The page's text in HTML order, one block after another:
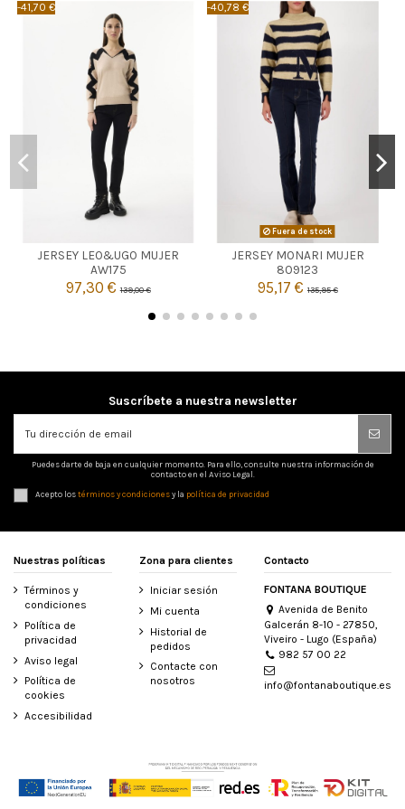
-41,70 €
JERSEY LEO&UGO MUJER
AW175
97,30 €139,00 €
4

-40,78 €
Fuera de stock
JERSEY MONARI MUJER
809123
95,17 € 135,95 €
 Agotado
Suscríbete a nuestra newsletter
Puedes darte de baja en cualquier momento. Para ello, consulte nuestra información de
contacto en el Aviso Legal.
Acepto lostérminos y condicionesy la política de privacidad
Nuestras políticas
Términos y
condiciones
Política de
privacidad
Aviso legal
Política de
cookies
Accesibilidad
Zona para clientes
Iniciar sesión
Mi cuenta
Historial de
pedidos
Contacte con
nosotros
Contacto
FONTANA BOUTIQUE
Avenida de Benito
Galcerán 8-10 - 27850,
Viveiro - Lugo (España)
982 57 00 22
info@fontanaboutique.es